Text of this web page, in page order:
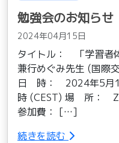
勉強会のお知らせ
2024年04月15日
タイトル： 「学習
兼行めぐみ先生 (国際
日 時： 2024年5月
時 (CEST) 場 所：
参加費： […]
続きを読む